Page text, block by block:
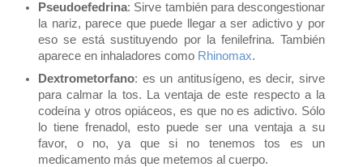
Pseudoefedrina: Sirve también para descongestionar
la nariz, parece que puede llegar a ser adictivo y por
eso se está sustituyendo por la fenilefrina. También
aparece en inhaladores como Rhinomax.
Dextrometorfano: es un antitusígeno, es decir, sirve
para calmar la tos. La ventaja de este respecto a la
codeína y otros opiáceos, es que no es adictivo. Sólo
lo tiene frenadol, esto puede ser una ventaja a su
favor, o no, ya que si no tenemos tos es un
medicamento más que metemos al cuerpo.